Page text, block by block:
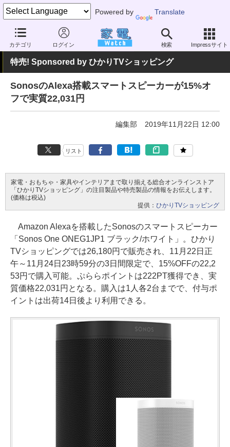
Powered by Translate
カテゴリ ログイン 検索 Impressサイト
家電 Watch エネルギー IoT スマートハウス
特売! Sponsored by ひかりTVショッピング
SonosのAlexa搭載スマートスピーカーが15%オ
フで実質22,031円
編集部 2019年11月22日 12:00
リスト
家電・おもちゃ・家具やインテリアまで取り揃える総合オンラインストア
「ひかりTVショッピング」の注目製品や特売製品の情報をお伝えします。
(価格は税込)
提供：ひかりTVショッピング
Amazon Alexaを搭載したSonosのスマートスピーカー
「Sonos One ONEG1JP1 ブラック/ホワイト」。ひかり
TVショッピングでは26,180円で販売され、11月22日正
午～11月24日23時59分の3日間限定で、15%OFFの22,2
53円で購入可能。ぷららポイントは222PT獲得でき、実
質価格22,031円となる。購入は1人各2台までで、付与ポ
イントは出荷14日後より利用できる。